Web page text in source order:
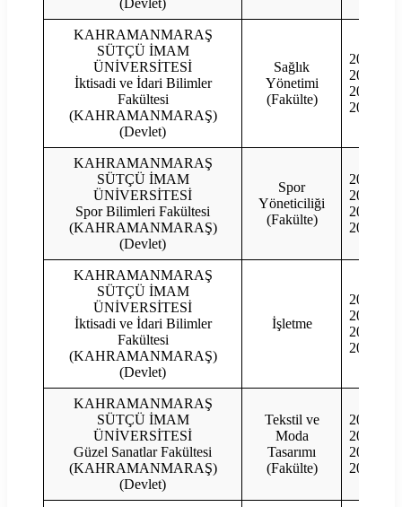
(Devlet)
KAHRAMANMARAŞ
SÜTÇÜ İMAM
ÜNİVERSİTESİ
İktisadi ve İdari Bilimler
Fakültesi
(KAHRAMANMARAŞ)
(Devlet)
Sağlık
Yönetimi
(Fakülte)
2023
2022
2021
2020
KAHRAMANMARAŞ
SÜTÇÜ İMAM
ÜNİVERSİTESİ
Spor Bilimleri Fakültesi
(KAHRAMANMARAŞ)
(Devlet)
Spor
Yöneticiliği
(Fakülte)
2023
2022
2021
2020
KAHRAMANMARAŞ
SÜTÇÜ İMAM
ÜNİVERSİTESİ
İktisadi ve İdari Bilimler
Fakültesi
(KAHRAMANMARAŞ)
(Devlet)
İşletme
2023
2022
2021
2020
KAHRAMANMARAŞ
SÜTÇÜ İMAM
ÜNİVERSİTESİ
Güzel Sanatlar Fakültesi
(KAHRAMANMARAŞ)
(Devlet)
Tekstil ve
Moda
Tasarımı
(Fakülte)
2023
2022
2021
2020